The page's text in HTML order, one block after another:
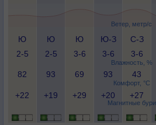
Ветер, метр/с
Влажность, %
Комфорт, °C
Магнитные бури
Ю
2-5
Ю
2-5
Ю
3-6
Ю-З
3-6
С-З
3-6
82 93 69 93 43
+22 +19 +29 +20 +27